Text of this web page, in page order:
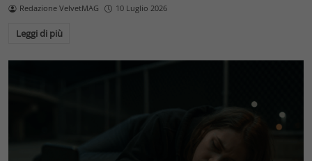
Redazione VelvetMAG 10 Luglio 2026
Leggi di più